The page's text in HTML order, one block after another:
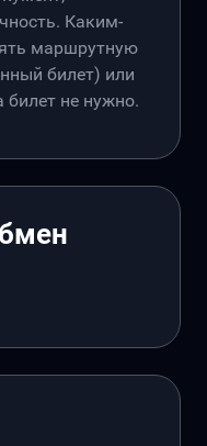
Каким-
маршрутную
билет) или
билет не нужно.